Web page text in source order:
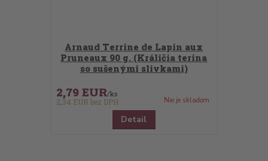
Arnaud Terrine de Lapin aux
Pruneaux 90 g. (Králičia terina
so sušenými slivkami)
2,79 EUR/ks
2,34 EUR bez DPH Nie je skladom
Detail